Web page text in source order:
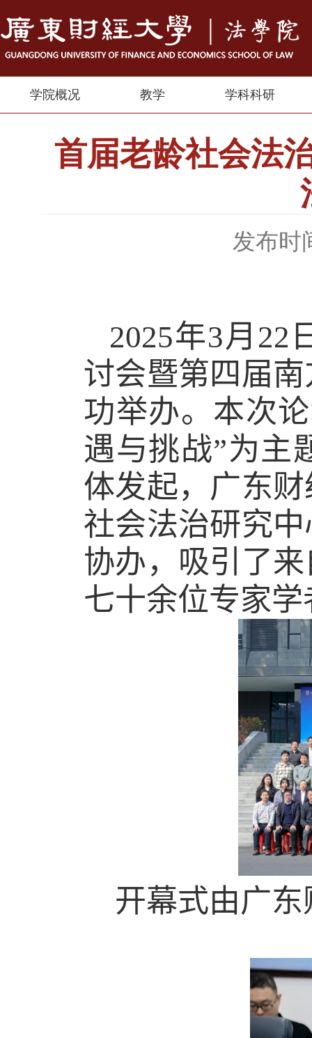
学院概况 教学 学科科研
首届老龄社会法
发布时
2025年3月 22
讨会暨第四届
功举办。本次
遇与挑战”为主
体发起，广东
社会法治研究
协办，吸引了
七十余位专家
开幕式由广